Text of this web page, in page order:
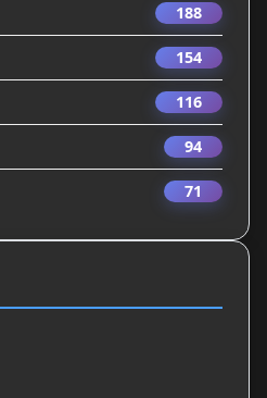
188
154
116
94
71